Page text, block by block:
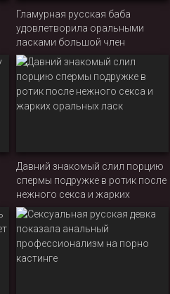
Гламурная русская баба
удовлетворила оральными
ласками большой член
бойфренда, позволив пацану
снять процесс отсоса на
камеру
Давний знакомый слил порцию
спермы подружке в ротик после
нежного секса и жарких
оральных ласк